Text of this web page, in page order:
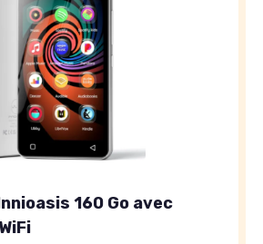
160 Go avec